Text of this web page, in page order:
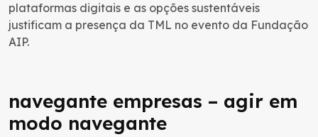
plataformas digitais e as opções sustentáveis
justificam a presença da TML no evento da Fundação
AIP.
navegante empresas – agir em
modo navegante